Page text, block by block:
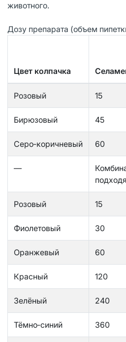
животного.
Дозу препарата (объем
Цвет колпачка
Розовый 15
Бирюзовый 45
Серо‑коричневый 60
—
Розовый 15
Фиолетовый 30
Оранжевый 60
Красный 120
Зелёный 240
Тёмно‑синий 360